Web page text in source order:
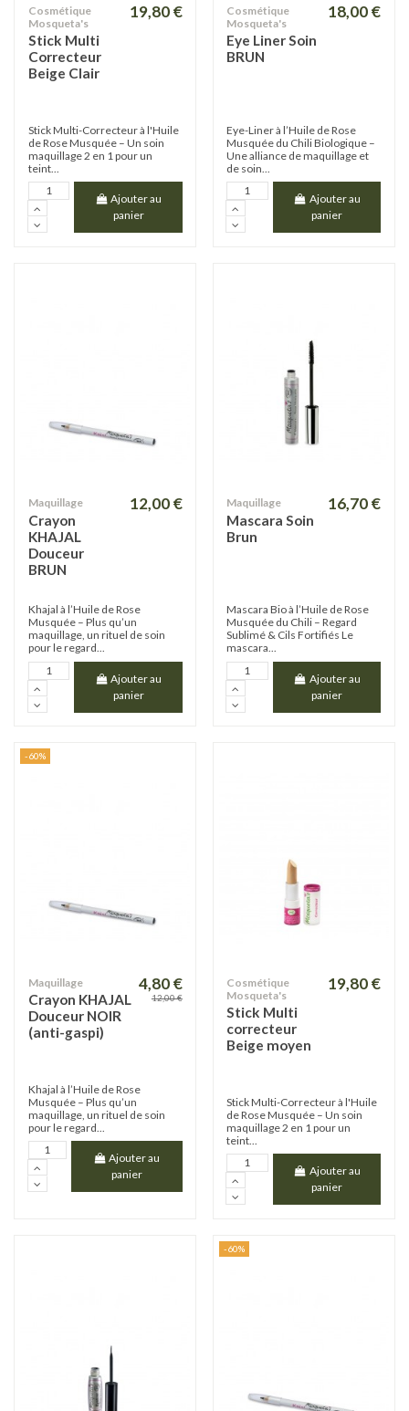
Cosmétique
Mosqueta's
Stick Multi
Correcteur
Beige Clair
19,80 €
Stick Multi-Correcteur à l'Huile
de Rose Musquée – Un soin
maquillage 2 en 1 pour un
teint...
Ajouter au
panier
Cosmétique
Mosqueta's
Eye Liner Soin
BRUN
18,00 €
Eye-Liner à l’Huile de Rose
Musquée du Chili Biologique –
Une alliance de maquillage et
de soin...
Ajouter au
panier
Maquillage
Crayon
KHAJAL
Douceur
BRUN
12,00 €
Khajal à l’Huile de Rose
Musquée – Plus qu’un
maquillage, un rituel de soin
pour le regard...
Ajouter au
panier
Maquillage
Mascara Soin
Brun
16,70 €
Mascara Bio à l’Huile de Rose
Musquée du Chili – Regard
Sublimé & Cils Fortifiés Le
mascara...
Ajouter au
panier
-60%
Maquillage
Crayon KHAJAL
Douceur NOIR
(anti-gaspi)
4,80 €
12,00 €
Khajal à l’Huile de Rose
Musquée – Plus qu’un
maquillage, un rituel de soin
pour le regard...
Ajouter au
panier
Cosmétique
Mosqueta's
Stick Multi
correcteur
Beige moyen
19,80 €
Stick Multi-Correcteur à l'Huile
de Rose Musquée – Un soin
maquillage 2 en 1 pour un
teint...
Ajouter au
panier
-60%